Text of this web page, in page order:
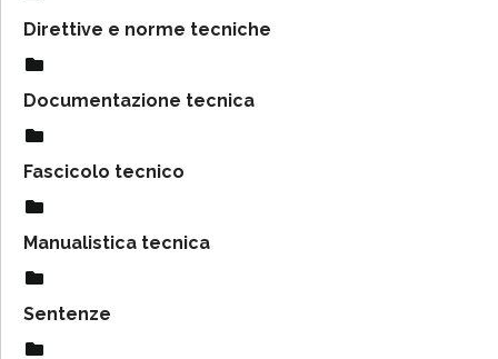
Direttive e norme tecniche
Documentazione tecnica
Fascicolo tecnico
Manualistica tecnica
Sentenze